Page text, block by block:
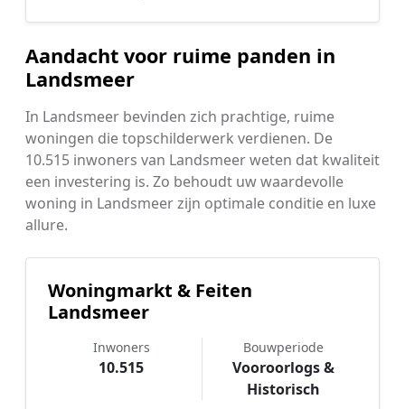
Aandacht voor ruime panden in
Landsmeer
In Landsmeer bevinden zich prachtige, ruime
woningen die topschilderwerk verdienen. De
10.515 inwoners van Landsmeer weten dat kwaliteit
een investering is. Zo behoudt uw waardevolle
woning in Landsmeer zijn optimale conditie en luxe
allure.
Woningmarkt & Feiten
Landsmeer
Inwoners
10.515
Bouwperiode
Vooroorlogs &
Historisch